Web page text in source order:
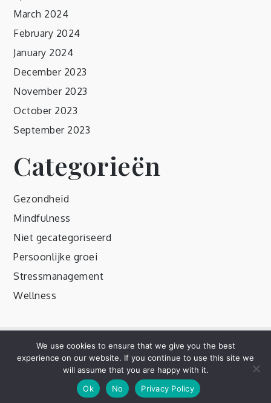
March 2024
February 2024
January 2024
December 2023
November 2023
October 2023
September 2023
Categorieën
Gezondheid
Mindfulness
Niet gecategoriseerd
Persoonlijke groei
Stressmanagement
Wellness
Copyright © 2020 | All Rights Reserved. Mik by Shark
Themes|Privacybeleid
We use cookies to ensure that we give you the best
experience on our website. If you continue to use this site we
will assume that you are happy with it.
Ok
No Privacy Policy